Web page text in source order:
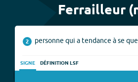
Ferrailleur
2 personne qui a tendance à se
SIGNE DÉFINITION LSF